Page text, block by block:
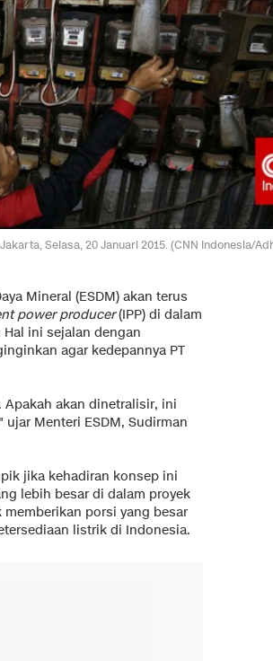
Selasa, 20 Januari 2015. (CNN Indonesia/
Mineral (ESDM) akan terus
power producer(IPP) di dalam
ini sejalan dengan
agar kedepannya PT
akan dinetralisir, ini
Menteri ESDM, Sudirman
jika kehadiran konsep ini
lebih besar di dalam proyek
porsi yang besar
listrik di Indonesia.